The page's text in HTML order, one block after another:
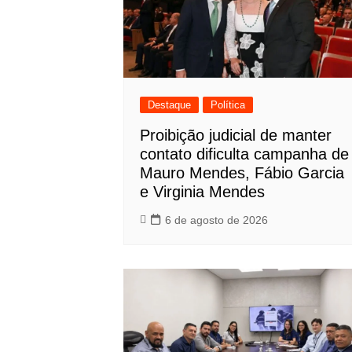
Destaque Política
Proibição judicial de manter
contato dificulta campanha de
Mauro Mendes, Fábio Garcia
e Virginia Mendes
6 de agosto de 2026